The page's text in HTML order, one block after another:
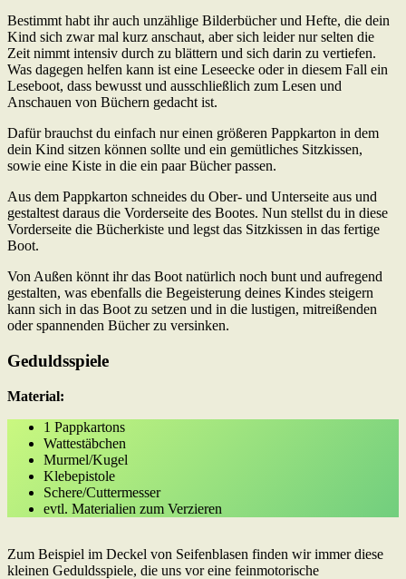
Bestimmt habt ihr auch unzählige Bilderbücher und Hefte, die dein
Kind sich zwar mal kurz anschaut, aber sich leider nur selten die
Zeit nimmt intensiv durch zu blättern und sich darin zu vertiefen.
Was dagegen helfen kann ist eine Leseecke oder in diesem Fall ein
Leseboot, dass bewusst und ausschließlich zum Lesen und
Anschauen von Büchern gedacht ist.
Dafür brauchst du einfach nur einen größeren Pappkarton in dem
dein Kind sitzen können sollte und ein gemütliches Sitzkissen,
sowie eine Kiste in die ein paar Bücher passen.
Aus dem Pappkarton schneides du Ober- und Unterseite aus und
gestaltest daraus die Vorderseite des Bootes. Nun stellst du in diese
Vorderseite die Bücherkiste und legst das Sitzkissen in das fertige
Boot.
Von Außen könnt ihr das Boot natürlich noch bunt und aufregend
gestalten, was ebenfalls die Begeisterung deines Kindes steigern
kann sich in das Boot zu setzen und in die lustigen, mitreißenden
oder spannenden Bücher zu versinken.
Geduldsspiele
Material:
1 Pappkartons
Wattestäbchen
Murmel/Kugel
Klebepistole
Schere/Cuttermesser
evtl. Materialien zum Verzieren
Zum Beispiel im Deckel von Seifenblasen finden wir immer diese
kleinen Geduldsspiele, die uns vor eine feinmotorische